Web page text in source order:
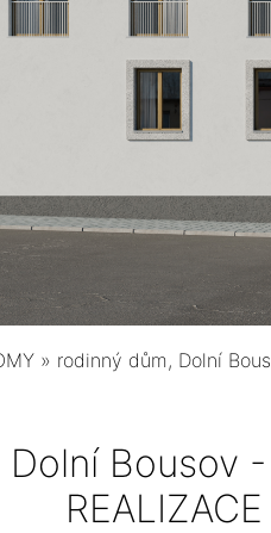
» rodinný dům, Dolní
Bousov -
REALIZACE